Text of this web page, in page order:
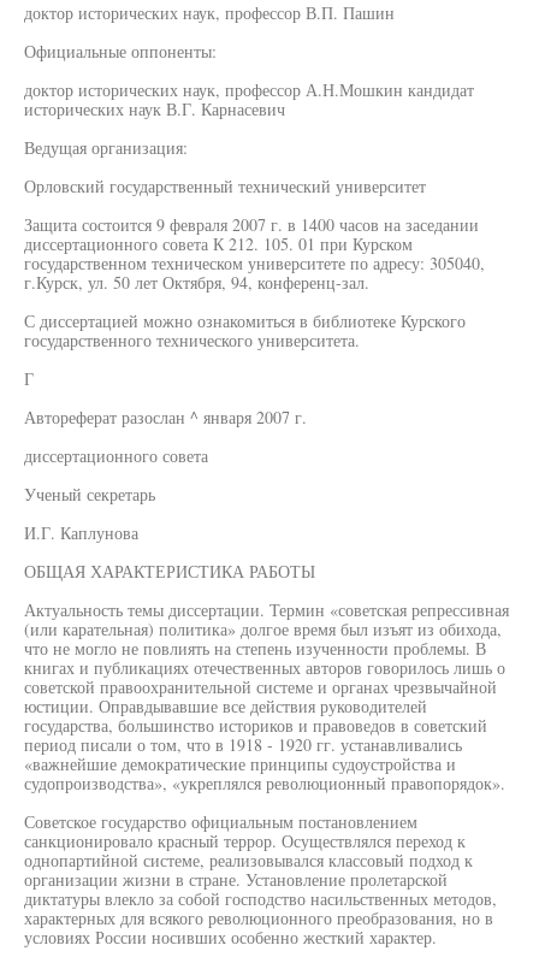
доктор исторических наук, профессор В.П. Пашин
Официальные оппоненты:
доктор исторических наук, профессор А.Н.Мошкин кандидат
исторических наук В.Г. Карнасевич
Ведущая организация:
Орловский государственный технический университет
Защита состоится 9 февраля 2007 г. в 1400 часов на заседании
диссертационного совета К 212. 105. 01 при Курском
государственном техническом университете по адресу: 305040,
г.Курск, ул. 50 лет Октября, 94, конференц-зал.
С диссертацией можно ознакомиться в библиотеке Курского
государственного технического университета.
Г
Автореферат разослан ^ января 2007 г.
диссертационного совета
Ученый секретарь
И.Г. Каплунова
ОБЩАЯ ХАРАКТЕРИСТИКА РАБОТЫ
Актуальность темы диссертации. Термин «советская репрессивная
(или карательная) политика» долгое время был изъят из обихода,
что не могло не повлиять на степень изученности проблемы. В
книгах и публикациях отечественных авторов говорилось лишь о
советской правоохранительной системе и органах чрезвычайной
юстиции. Оправдывавшие все действия руководителей
государства, большинство историков и правоведов в советский
период писали о том, что в 1918 - 1920 гг. устанавливались
«важнейшие демократические принципы судоустройства и
судопроизводства», «укреплялся революционный правопорядок».
Советское государство официальным постановлением
санкционировало красный террор. Осуществлялся переход к
однопартийной системе, реализовывался классовый подход к
организации жизни в стране. Установление пролетарской
диктатуры влекло за собой господство насильственных методов,
характерных для всякого революционного преобразования, но в
условиях России носивших особенно жесткий характер.